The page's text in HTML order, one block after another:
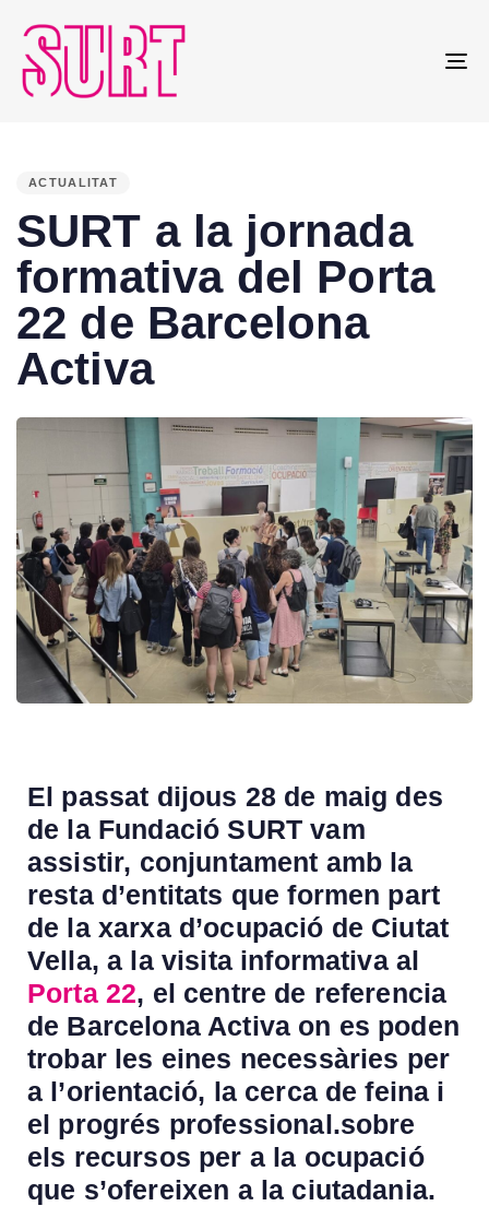
ACTUALITAT
SURT a la jornada
formativa del Porta
22 de Barcelona
Activa
El passat dijous 28 de maig des
de la Fundació SURT vam
assistir, conjuntament amb la
resta d’entitats que formen part
de la xarxa d’ocupació de Ciutat
Vella, a la visita informativa al
Porta 22, el centre de referencia
de Barcelona Activa on es poden
trobar les eines necessàries per
a l’orientació, la cerca de feina i
el progrés professional.sobre
els recursos per a la ocupació
que s’ofereixen a la ciutadania.